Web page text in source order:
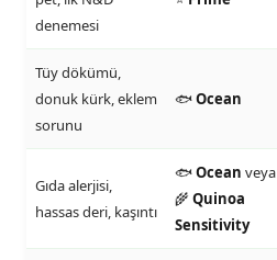
denemesi
Tüy dökümü,
donuk kürk, eklem
sorunu
🐟Ocean
Gıda alerjisi,
hassas deri, kaşıntı
🐟Ocean veya
🌾Quinoa
Sensitivity